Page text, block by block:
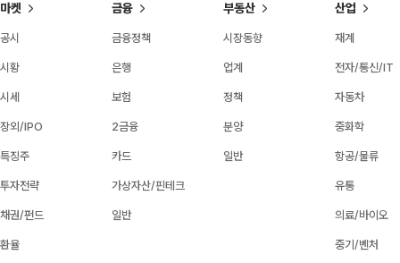
마켓
공시
시황
시세
장외/IPO
특징주
투자전략
채권/펀드
환율
금융
금융정책
은행
보험
2금융
카드
가상자산/핀테크
일반
부동산
시장동향
업계
정책
분양
일반
산업
재계
전자/통신/IT
자동차
중화학
항공/물류
유통
의료/바이오
중기/벤처